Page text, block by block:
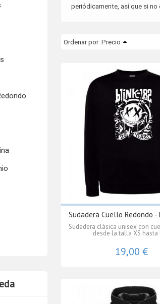
periódicamente, así que si
Ordenar por: Precio
Sudadera Cuello Redondo -
Sudadera clásica unisex con
desde la talla XS hasta
19,00 €